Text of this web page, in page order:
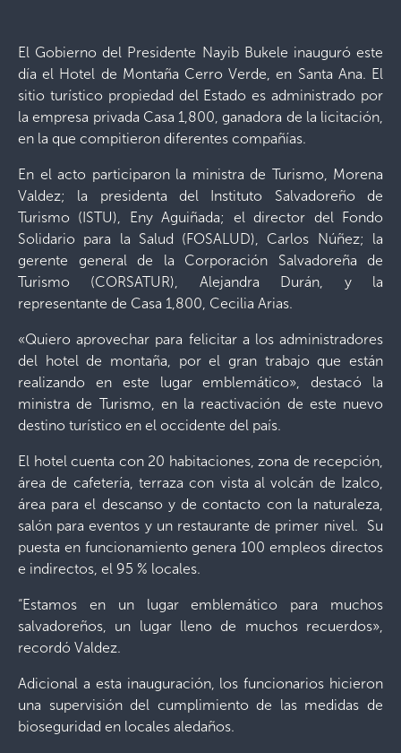
El Gobierno del Presidente Nayib Bukele inauguró este
día el Hotel de Montaña Cerro Verde, en Santa Ana. El
sitio turístico propiedad del Estado es administrado por
la empresa privada Casa 1,800, ganadora de la licitación,
en la que compitieron diferentes compañías.
En el acto participaron la ministra de Turismo, Morena
Valdez; la presidenta del Instituto Salvadoreño de
Turismo (ISTU), Eny Aguiñada; el director del Fondo
Solidario para la Salud (FOSALUD), Carlos Núñez; la
gerente general de la Corporación Salvadoreña de
Turismo (CORSATUR), Alejandra Durán, y la
representante de Casa 1,800, Cecilia Arias.
«Quiero aprovechar para felicitar a los administradores
del hotel de montaña, por el gran trabajo que están
realizando en este lugar emblemático», destacó la
ministra de Turismo, en la reactivación de este nuevo
destino turístico en el occidente del país.
El hotel cuenta con 20 habitaciones, zona de recepción,
área de cafetería, terraza con vista al volcán de Izalco,
área para el descanso y de contacto con la naturaleza,
salón para eventos y un restaurante de primer nivel. Su
puesta en funcionamiento genera 100 empleos directos
e indirectos, el 95 % locales.
“Estamos en un lugar emblemático para muchos
salvadoreños, un lugar lleno de muchos recuerdos»,
recordó Valdez.
Adicional a esta inauguración, los funcionarios hicieron
una supervisión del cumplimiento de las medidas de
bioseguridad en locales aledaños.